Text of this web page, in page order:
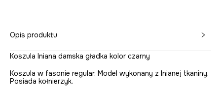
Opis produktu
Koszula lniana damska gładka kolor czarny
Koszula w fasonie regular. Model wykonany z lnianej tkaniny.
Posiada kołnierzyk.